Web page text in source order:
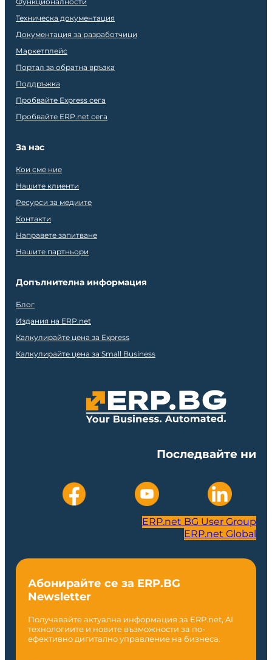
Техническа документация
Документация за разработчици
Маркетплейс
Портал за обратна връзка
Поддръжка
Пробвайте Express сега
Пробвайте ERP.net сега
За нас
Кои сме ние
Нашите клиенти
Ресурси за медиите
Контакти
Направете запитване
Нашите партньори
Допълнителна информация
Блог
Издания на ERP.net
Калкулирайте цена за Express
Калкулирайте цена за Small Business
Последвайте ни
ERP.net BG User Group
ERP.net Global
Абонирайте се за ERP.BG
Newsletter
Получавайте актуална информация за ERP.net, AI
технологиите и новите възможности за по-
ефективно дигитално управление на бизнеса.